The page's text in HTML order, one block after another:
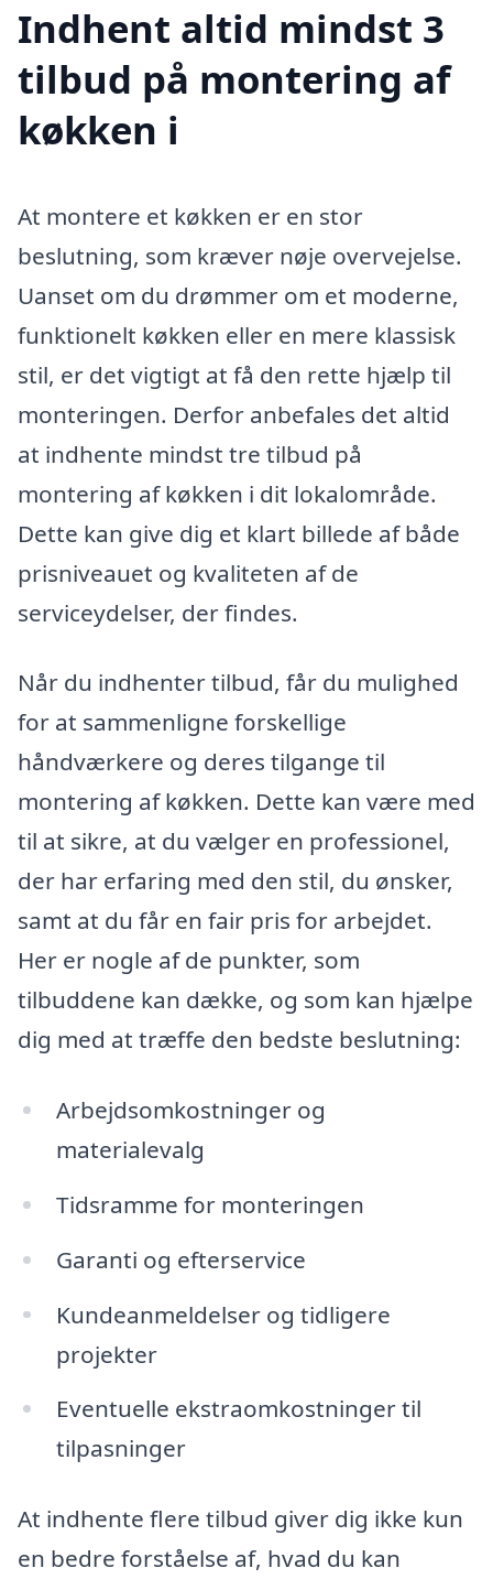
Indhent altid mindst 3
tilbud på montering af
køkken i
At montere et køkken er en stor
beslutning, som kræver nøje overvejelse.
Uanset om du drømmer om et moderne,
funktionelt køkken eller en mere klassisk
stil, er det vigtigt at få den rette hjælp til
monteringen. Derfor anbefales det altid
at indhente mindst tre tilbud på
montering af køkken i dit lokalområde.
Dette kan give dig et klart billede af både
prisniveauet og kvaliteten af de
serviceydelser, der findes.
Når du indhenter tilbud, får du mulighed
for at sammenligne forskellige
håndværkere og deres tilgange til
montering af køkken. Dette kan være med
til at sikre, at du vælger en professionel,
der har erfaring med den stil, du ønsker,
samt at du får en fair pris for arbejdet.
Her er nogle af de punkter, som
tilbuddene kan dække, og som kan hjælpe
dig med at træffe den bedste beslutning:
Arbejdsomkostninger og
materialevalg
Tidsramme for monteringen
Garanti og efterservice
Kundeanmeldelser og tidligere
projekter
Eventuelle ekstraomkostninger til
tilpasninger
At indhente flere tilbud giver dig ikke kun
en bedre forståelse af, hvad du kan